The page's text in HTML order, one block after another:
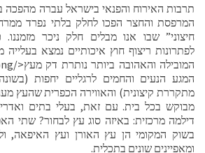
תרבות האירוח והפנאי בישראל עברה מהפכה
המרפסת והחצר הפכו לחלק בלתי נפרד
חיצוני” שבו אנו מבלים חלק ניכר
לפתרונות ריצוף חוץ איכותיים נמצא
המגע הנעים והחמים לרגליים יחפות
מתקררת קיצונית) והאווירה הכפרית שהעץ
מבוקש בכל בית. עם זאת, בעלי בתים
דילמה מרכזית: באיזה סוג עץ לבחור? שתי
בשוק המקומי הן עץ האורן ועץ האיפאה,
ומאפיינים שונים בתכלית.